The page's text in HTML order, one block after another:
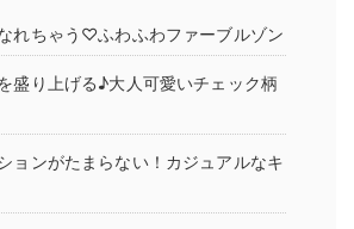
れちゃう♡ふわふわファーブルゾン
盛り上げる♪大人可愛いチェック柄
ョンがたまらない！カジュアルなキ